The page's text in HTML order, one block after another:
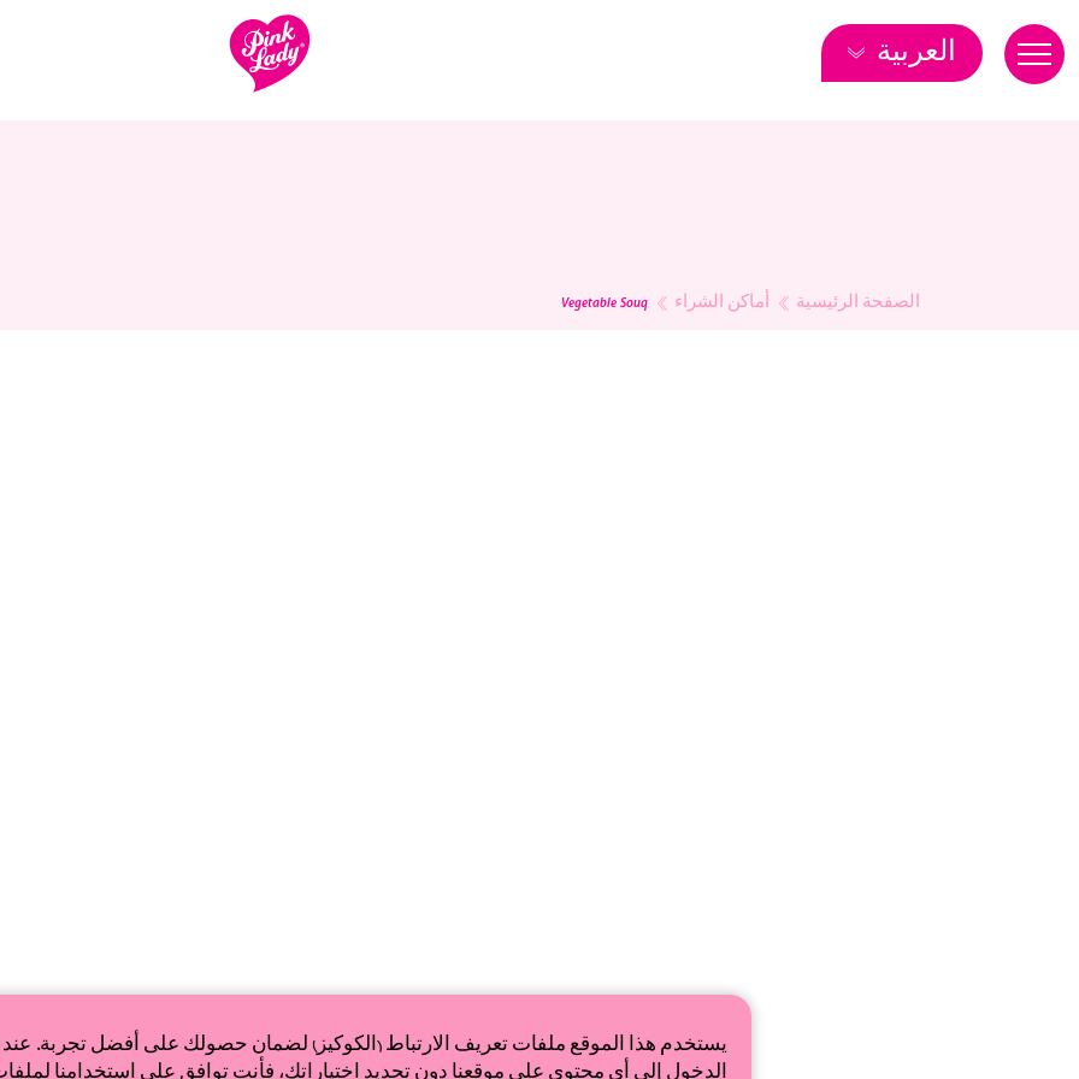
العربية
الصفحة الرئيسية أماكن الشراء Vegetable Souq
يستخدم هذا الموقع ملفات تعريف الارتباط (الكوكيز) لضمان حصولك على أفضل تجربة.
الدخول إلى أي محتوى على موقعنا دون تحديد اختياراتك، فأنت توافق على استخدامنا